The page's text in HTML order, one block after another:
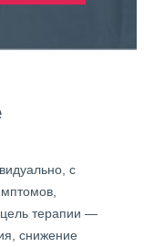
с
терапии —
снижение